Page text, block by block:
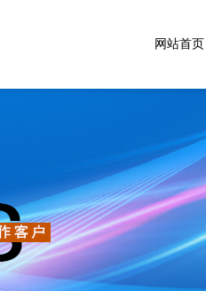
网站首页